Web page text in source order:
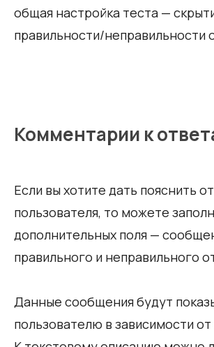
общая настройка теста —
правильности/неправильности
Комментарии к
Если вы хотите дать пояснить
пользователя, то можете
дополнительных поля —
правильного и неправильного
Данные сообщения будут
пользователю в зависимости